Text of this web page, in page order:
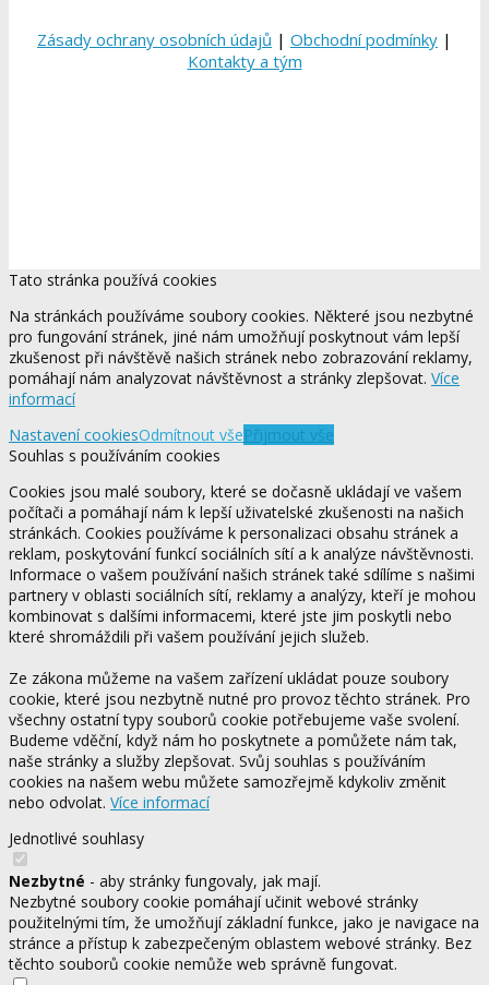
Zásady ochrany osobních údajů | Obchodní podmínky |
Kontakty a tým
Tato stránka používá cookies
Na stránkách používáme soubory cookies. Některé jsou nezbytné
pro fungování stránek, jiné nám umožňují poskytnout vám lepší
zkušenost při návštěvě našich stránek nebo zobrazování reklamy,
pomáhají nám analyzovat návštěvnost a stránky zlepšovat. Více
informací
Nastavení cookiesOdmítnout všePřijmout vše
Souhlas s používáním cookies
Cookies jsou malé soubory, které se dočasně ukládají ve vašem
počítači a pomáhají nám k lepší uživatelské zkušenosti na našich
stránkách. Cookies používáme k personalizaci obsahu stránek a
reklam, poskytování funkcí sociálních sítí a k analýze návštěvnosti.
Informace o vašem používání našich stránek také sdílíme s našimi
partnery v oblasti sociálních sítí, reklamy a analýzy, kteří je mohou
kombinovat s dalšími informacemi, které jste jim poskytli nebo
které shromáždili při vašem používání jejich služeb.
Ze zákona můžeme na vašem zařízení ukládat pouze soubory
cookie, které jsou nezbytně nutné pro provoz těchto stránek. Pro
všechny ostatní typy souborů cookie potřebujeme vaše svolení.
Budeme vděční, když nám ho poskytnete a pomůžete nám tak,
naše stránky a služby zlepšovat. Svůj souhlas s používáním
cookies na našem webu můžete samozřejmě kdykoliv změnit
nebo odvolat. Více informací
Jednotlivé souhlasy
Nezbytné - aby stránky fungovaly, jak mají.
Nezbytné soubory cookie pomáhají učinit webové stránky
použitelnými tím, že umožňují základní funkce, jako je navigace na
stránce a přístup k zabezpečeným oblastem webové stránky. Bez
těchto souborů cookie nemůže web správně fungovat.